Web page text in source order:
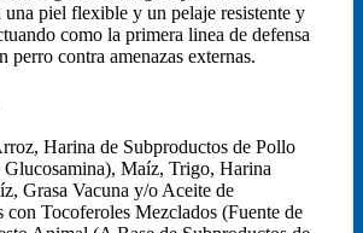
una piel flexible y un pelaje resistente y
como la primera linea de defensa
perro contra amenazas externas.
Harina de Subproductos de Pollo
Glucosamina), Maíz, Trigo, Harina
Grasa Vacuna y/o Aceite de
con Tocoferoles Mezclados (Fuente de